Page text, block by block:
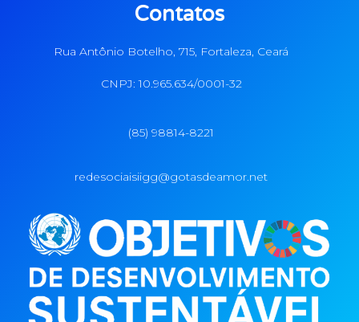
Contatos
Rua Antônio Botelho, 715, Fortaleza, Ceará
CNPJ: 10.965.634/0001-32
(85) 98814-8221
redesociaisiigg@gotasdeamor.net